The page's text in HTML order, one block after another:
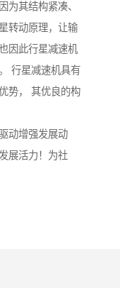
为其结构紧凑、
转动原理，让输
因此行星减速机
行星减速机具有
势， 其优良的构
动增强发展动
展活力！为社